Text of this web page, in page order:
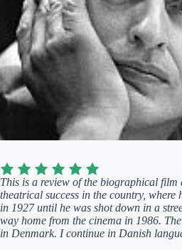
This is a review of the biographical
theatrical success in the country, where
in 1927 until he was shot down in a
way home from the cinema in 1986.
in Denmark. I continue in Danish